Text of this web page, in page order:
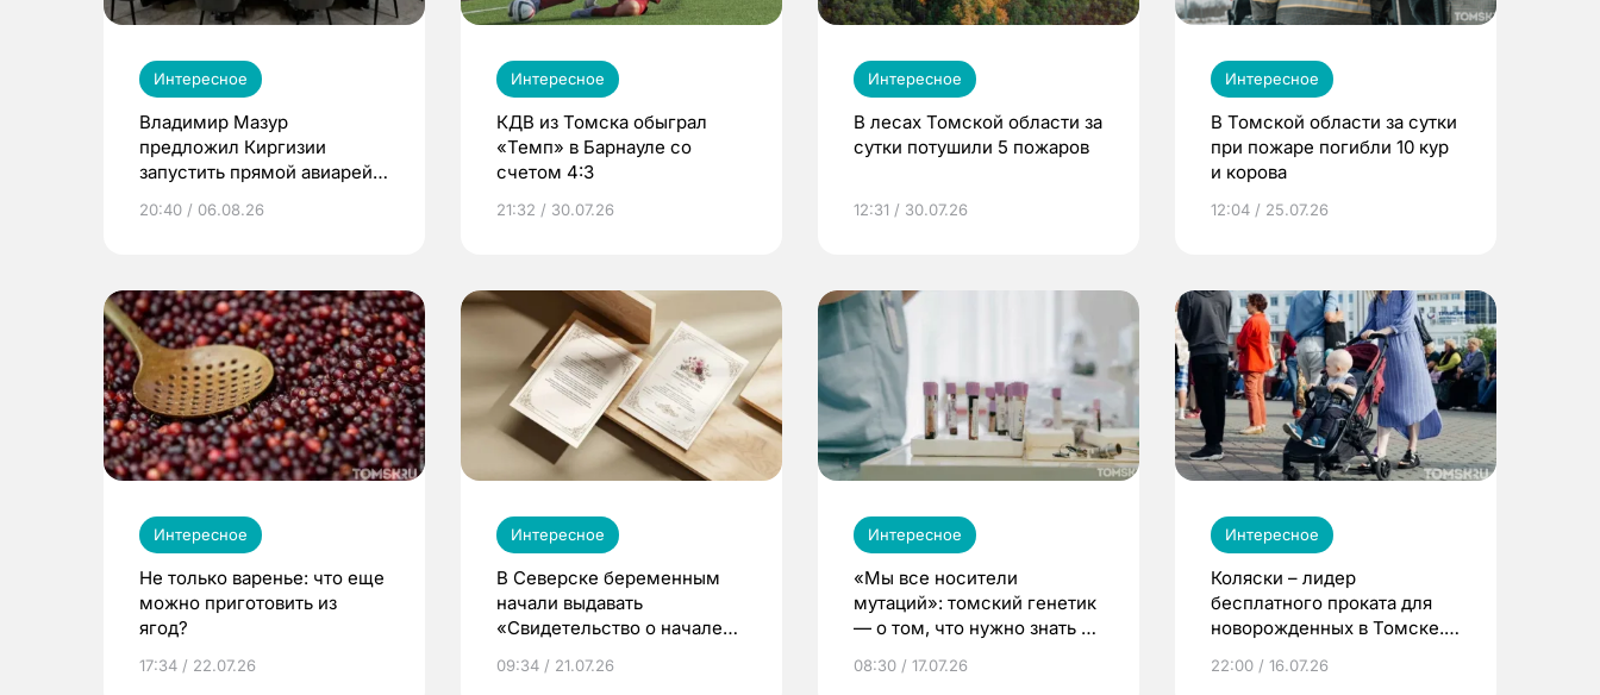
Интересное
Владимир Мазур
предложил Киргизии
запустить прямой авиарейс
20:40 / 06.08.26
Интересное
КДВ из Томска обыграл
«Темп» в Барнауле со
счетом 4:3
21:32 / 30.07.26
Интересное
В лесах Томской области за
сутки потушили 5 пожаров
12:31 / 30.07.26
Интересное
В Томской области за сутки
при пожаре погибли 10 кур
и корова
12:04 / 25.07.26
Интересное
Не только варенье: что еще
можно приготовить из
ягод?
17:34 / 22.07.26
Интересное
В Северске беременным
начали выдавать
«Свидетельство о начале
09:34 / 21.07.26
Интересное
«Мы все носители
мутаций»: томский генетик
— о том, что нужно знать до
08:30 / 17.07.26
Интересное
Коляски – лидер
бесплатного проката для
новорожденных в Томске.
22:00 / 16.07.26